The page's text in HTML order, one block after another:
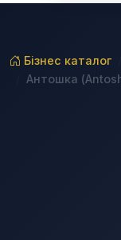
Бізнес каталог
Антошка